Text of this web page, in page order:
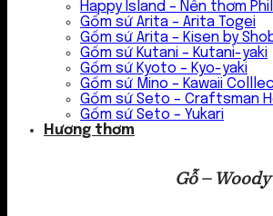
Happy Island – Nến thơm
Gốm sứ Arita – Arita Togei
Gốm sứ Arita – Kisen by
Gốm sứ Kutani – Kutani-yaki
Gốm sứ Kyoto – Kyo-yaki
Gốm sứ Mino – Kawaii
Gốm sứ Seto – Craftsman
Gốm sứ Seto – Yukari
Hương thơm
Gỗ – Woody